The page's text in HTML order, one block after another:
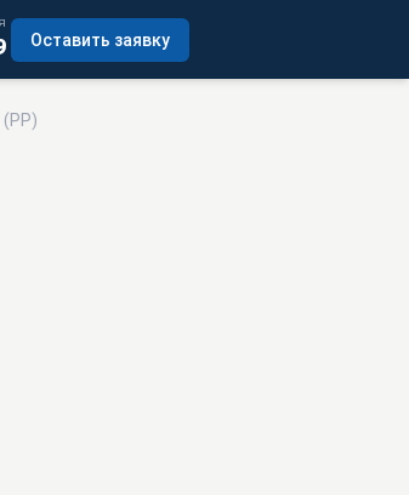
Оставить заявку
(РР)